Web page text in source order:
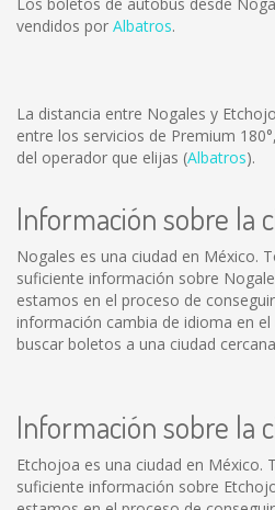
vendidos por Albatros.
La distancia entre Nogales y
entre los servicios de Premium
del operador que elijas (Albatros).
Información sobre la
Nogales es una ciudad en México.
suficiente información sobre
estamos en el proceso de
información cambia de idioma en
buscar boletos a una ciudad
Información sobre la
Etchojoa es una ciudad en México.
suficiente información sobre